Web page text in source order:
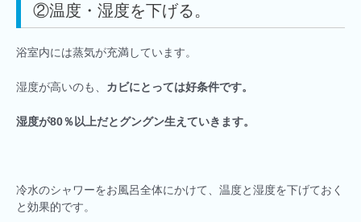
②温度・湿度を下げる。
浴室内には蒸気が充満しています。
湿度が高いのも、 カビにとっては好条件です。
湿度が80％以上だとグングン生えていきます。
冷水のシャワーをお風呂全体にかけて、温度と湿度を下げておく
と効果的です。